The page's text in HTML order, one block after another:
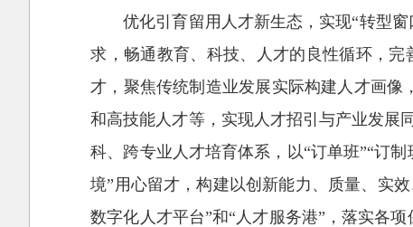
优化引育留用人才新生态，实现“转型
求，畅通教育、科技、人才的良性循环，完
才，聚焦传统制造业发展实际构建人才画像
和高技能人才等，实现人才招引与产业发展
科、跨专业人才培育体系，以“订单班”“订
境”用心留才，构建以创新能力、质量、实
数字化人才平台”和“人才服务港”，落实各